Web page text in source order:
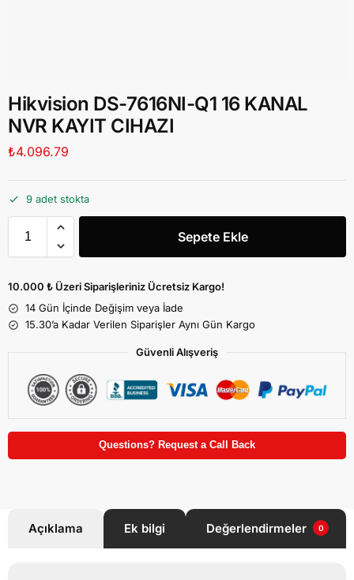
Hikvision DS-7616NI-Q1 16 KANAL
NVR KAYIT CIHAZI
₺4.096.79
9 adet stokta
Sepete Ekle
10.000 ₺ Üzeri Siparişleriniz Ücretsiz Kargo!
14 Gün İçinde Değişim veya İade
15.30’a Kadar Verilen Siparişler Aynı Gün Kargo
Güvenli Alışveriş
Questions? Request a Call Back
Açıklama Ek bilgi Değerlendirmeler 0